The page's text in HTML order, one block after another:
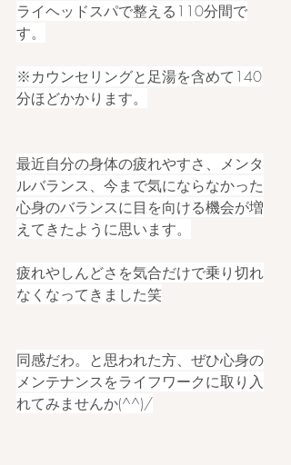
ライヘッドスパで整える110分間で
す。
※カウンセリングと足湯を含めて140
分ほどかかります。
最近自分の身体の疲れやすさ、メンタ
ルバランス、今まで気にならなかった
心身のバランスに目を向ける機会が増
えてきたように思います。
疲れやしんどさを気合だけで乗り切れ
なくなってきました笑
同感だわ。と思われた方、ぜひ心身の
メンテナンスをライフワークに取り入
れてみませんか(^^)/